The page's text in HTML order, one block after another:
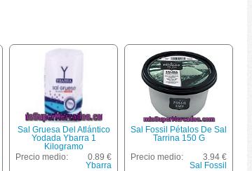
Sal Gruesa Del Atlántico
Yodada Ybarra 1
Kilogramo
Precio medio:
0.89 €
Ybarra
Sal Fossil Pétalos De Sal
Tarrina 150 G
Precio medio:
3.94 €
Sal Fossil